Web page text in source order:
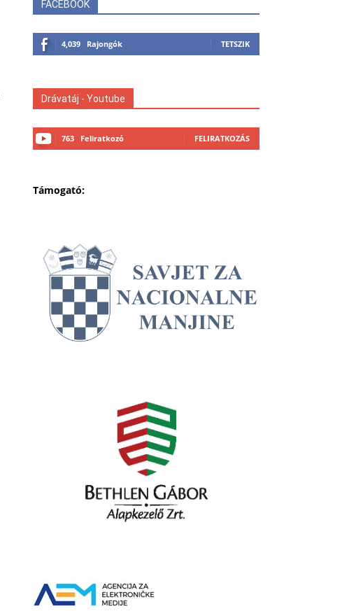
FACEBOOK
4,039 Rajongók TETSZIK
Drávatáj - Youtube
763 Feliratkozó FELIRATKOZÁS
Támogató: